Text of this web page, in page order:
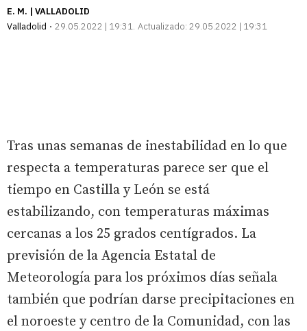
E. M. | VALLADOLID
Valladolid
29.05.2022 | 19:31 Actualizado: 29.05.2022 | 19:31
Tras unas semanas de inestabilidad en lo que
respecta a temperaturas parece ser que el
tiempo en Castilla y León se está
estabilizando, con temperaturas máximas
cercanas a los 25 grados centígrados. La
previsión de la Agencia Estatal de
Meteorología para los próximos días señala
también que podrían darse precipitaciones en
el noroeste y centro de la Comunidad, con las